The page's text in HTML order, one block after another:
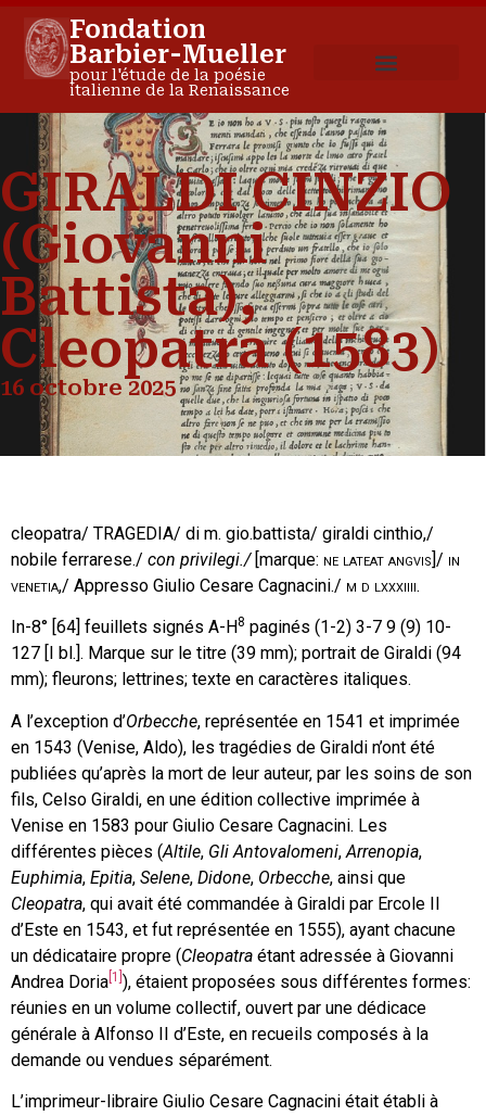
Fondation
Barbier-Mueller
pour l'étude de la poésie
italienne de la Renaissance
GIRALDI CINZIO
(Giovanni
Battista),
Cleopatra (1583)
16 octobre 2025
cleopatra/ TRAGEDIA/ di m. gio.battista/ giraldi cinthio,/
nobile ferrarese./ con privilegi./[marque: ne lateat angvis]/ in
venetia,/ Appresso Giulio Cesare Cagnacini./ m d lxxxiiii.
In-8° [64] feuillets signés A-H8 paginés (1-2) 3-7 9 (9) 10-
127 [I bl.]. Marque sur le titre (39 mm); portrait de Giraldi (94
mm); fleurons; lettrines; texte en caractères italiques.
A l’exception d’Orbecche, représentée en 1541 et imprimée
en 1543 (Venise, Aldo), les tragédies de Giraldi n’ont été
publiées qu’après la mort de leur auteur, par les soins de son
fils, Celso Giraldi, en une édition collective imprimée à
Venise en 1583 pour Giulio Cesare Cagnacini. Les
différentes pièces (Altile, Gli Antovalomeni, Arrenopia,
Euphimia, Epitia, Selene, Didone, Orbecche, ainsi que
Cleopatra, qui avait été commandée à Giraldi par Ercole II
d’Este en 1543, et fut représentée en 1555), ayant chacune
un dédicataire propre (Cleopatra étant adressée à Giovanni
Andrea Doria [1] ), étaient proposées sous différentes formes:
réunies en un volume collectif, ouvert par une dédicace
générale à Alfonso II d’Este, en recueils composés à la
demande ou vendues séparément.
L’imprimeur-libraire Giulio Cesare Cagnacini était établi à